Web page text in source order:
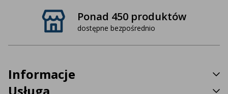
Ponad 450 produktów
dostępne bezpośrednio
Informacje